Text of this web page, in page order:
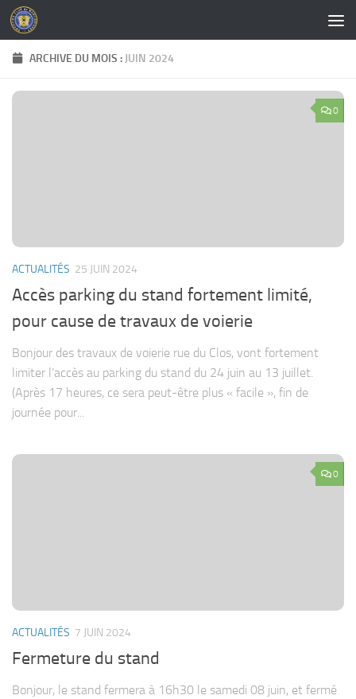
Skip to content
ARCHIVE DU MOIS : JUIN 2024
0
ACTUALITÉS 25 JUIN 2024
Accès parking du stand fortement limité,
pour cause de travaux de voierie
Bonjour des travaux de voierie rue du Clos, vont fortement
limiter l’accès au parking du stand du 24 juin au 13 juillet.
(Après 17 heures, ce sera peut-être plus « facile », fin de
journée pour...
0
ACTUALITÉS 7 JUIN 2024
Fermeture du stand
Bonjour, le stand fermera à 16h30 le samedi 08 juin, et fermé